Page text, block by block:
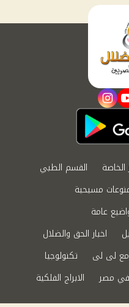
youtube
instagram
الخاصة
القسم الطبي
مسيحية
عامة
اخبار الحق والضلال
لى لى
تكنولوجيا
في مصر
الابراج الفلكية